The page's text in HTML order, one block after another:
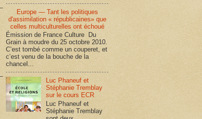
Europe — Tant les politiques
d'assimilation « républicaines» que
celles multiculturelles ont échoué
Émission de France Culture Du
Grain à moudre du 25 octobre 2010.
C’est tombé comme un couperet, et
c’est venu de la bouche de la
chancel...
Luc Phaneuf et
Stéphanie Tremblay
sur le cours ECR
Luc Phaneuf et
Stéphanie Tremblay